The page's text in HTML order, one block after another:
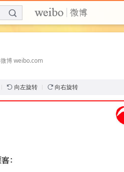
f
微博 weibo.com
m 向左旋转 n 向右旋转